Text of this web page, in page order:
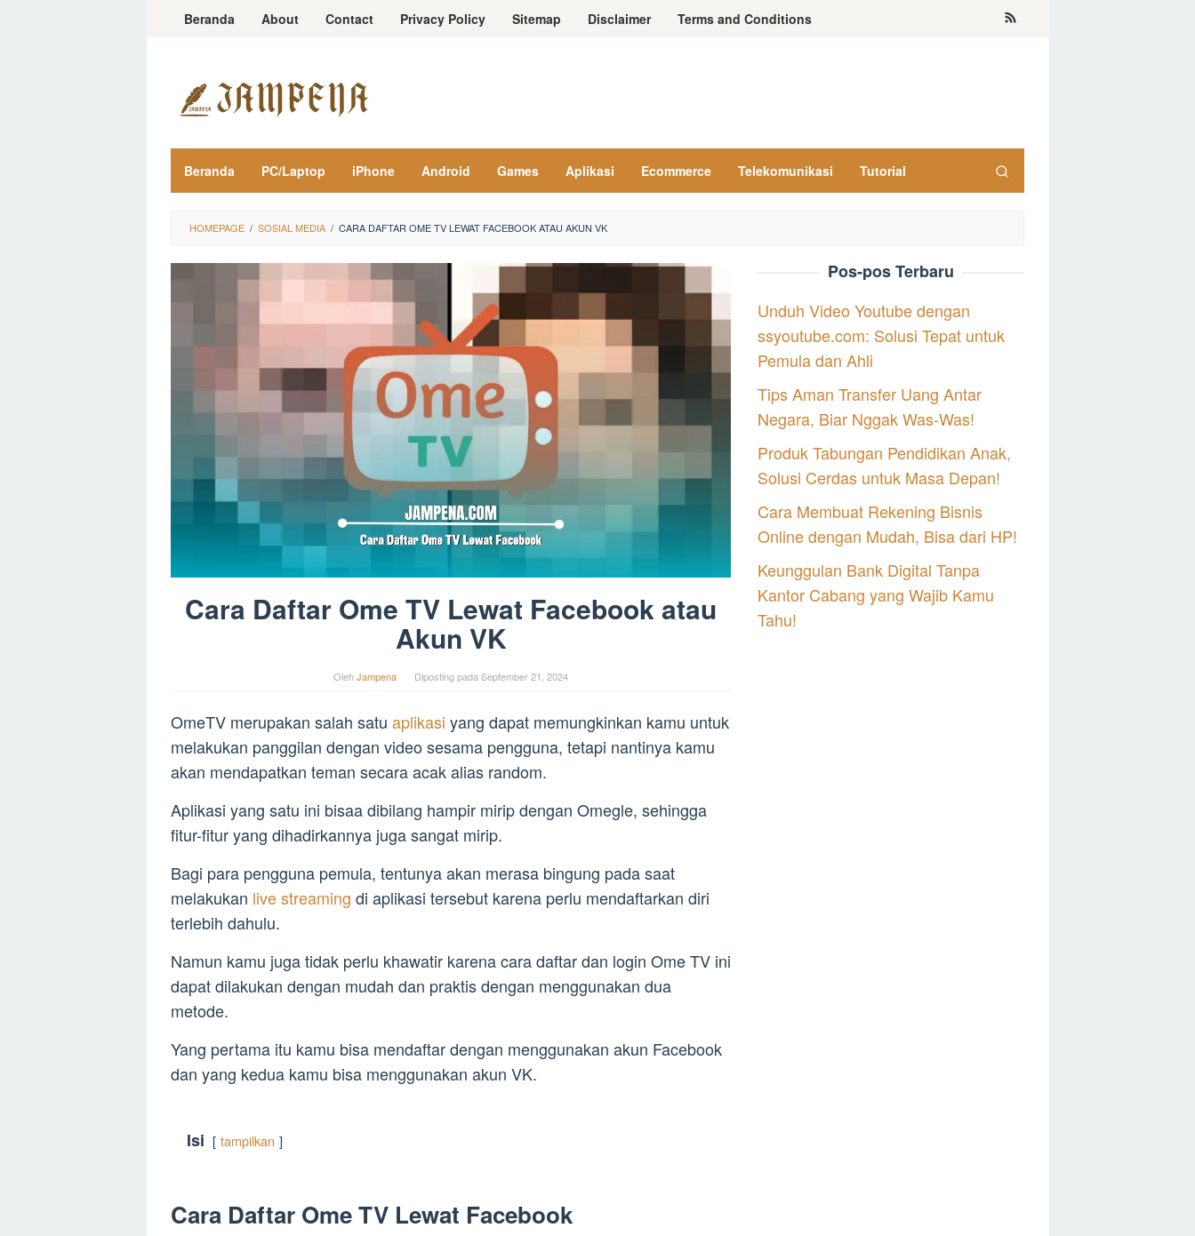
LoncatBeranda About Contact Privacy Policy Sitemap Disclaimer Terms and Conditions
Beranda PC/Laptop iPhone Android Games Aplikasi Ecommerce Telekomunikasi Tutorial
HOMEPAGE / SOSIAL MEDIA / CARA DAFTAR OME TV LEWAT FACEBOOK ATAU AKUN VK
Cara Daftar Ome TV Lewat Facebook atau
Akun VK
OlehJampena Diposting padaSeptember 21, 2024
OmeTV merupakan salah satu aplikasi yang dapat memungkinkan kamu untuk
melakukan panggilan dengan video sesama pengguna, tetapi nantinya kamu
akan mendapatkan teman secara acak alias random.
Aplikasi yang satu ini bisaa dibilang hampir mirip dengan Omegle, sehingga
fitur-fitur yang dihadirkannya juga sangat mirip.
Bagi para pengguna pemula, tentunya akan merasa bingung pada saat
melakukan live streaming di aplikasi tersebut karena perlu mendaftarkan diri
terlebih dahulu.
Namun kamu juga tidak perlu khawatir karena cara daftar dan login Ome TV ini
dapat dilakukan dengan mudah dan praktis dengan menggunakan dua
metode.
Yang pertama itu kamu bisa mendaftar dengan menggunakan akun Facebook
dan yang kedua kamu bisa menggunakan akun VK.
Isi tampilkan
Cara Daftar Ome TV Lewat Facebook
Pos-pos Terbaru
Unduh Video Youtube dengan
ssyoutube.com: Solusi Tepat untuk
Pemula dan Ahli
Tips Aman Transfer Uang Antar
Negara, Biar Nggak Was-Was!
Produk Tabungan Pendidikan Anak,
Solusi Cerdas untuk Masa Depan!
Cara Membuat Rekening Bisnis
Online dengan Mudah, Bisa dari HP!
Keunggulan Bank Digital Tanpa
Kantor Cabang yang Wajib Kamu
Tahu!